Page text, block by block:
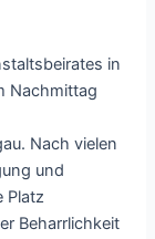
in
Nachmittag
Nach vielen
und
Platz
Beharrlichkeit